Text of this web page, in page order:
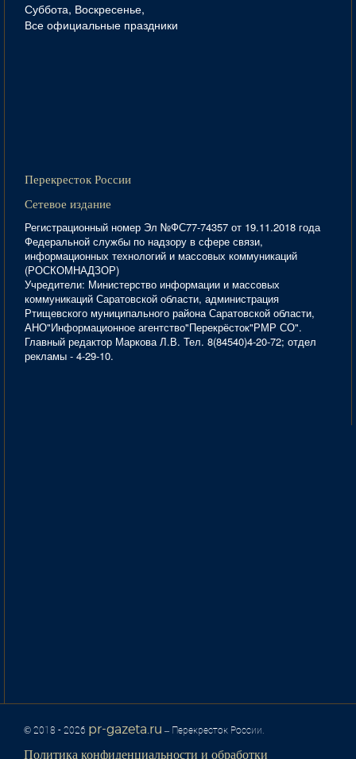
Суббота, Воскресенье,
Все официальные праздники
Перекресток России
Сетевое издание
Регистрационный номер Эл №ФС77-74357 от 19.11.2018 года
Федеральной службы по надзору в сфере связи,
информационных технологий и массовых коммуникаций
(РОСКОМНАДЗОР)
Учредители: Министерство информации и массовых
коммуникаций Саратовской области, администрация
Ртищевского муниципального района Саратовской области,
АНО"Информационное агентство"Перекрёсток"РМР СО".
Главный редактор Маркова Л.В. Тел. 8(84540)4-20-72; отдел
рекламы - 4-29-10.
© 2018 - 2026 pr-gazeta.ru – Перекресток России.
Политика конфиденциальности и обработки